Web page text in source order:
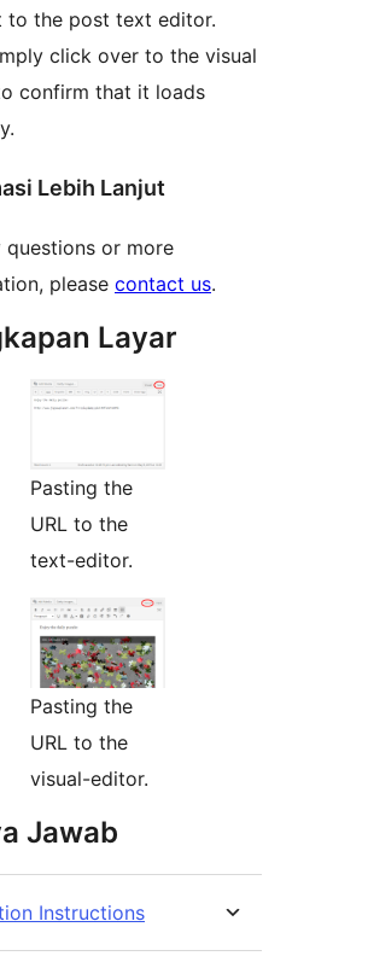
to the post text editor.
click over to the visual
confirm that it loads
Lebih Lanjut
questions or more
please contact us.
Layar
Pasting the
URL to the
text-editor.
Pasting the
URL to the
visual-editor.
Jawab
Instructions